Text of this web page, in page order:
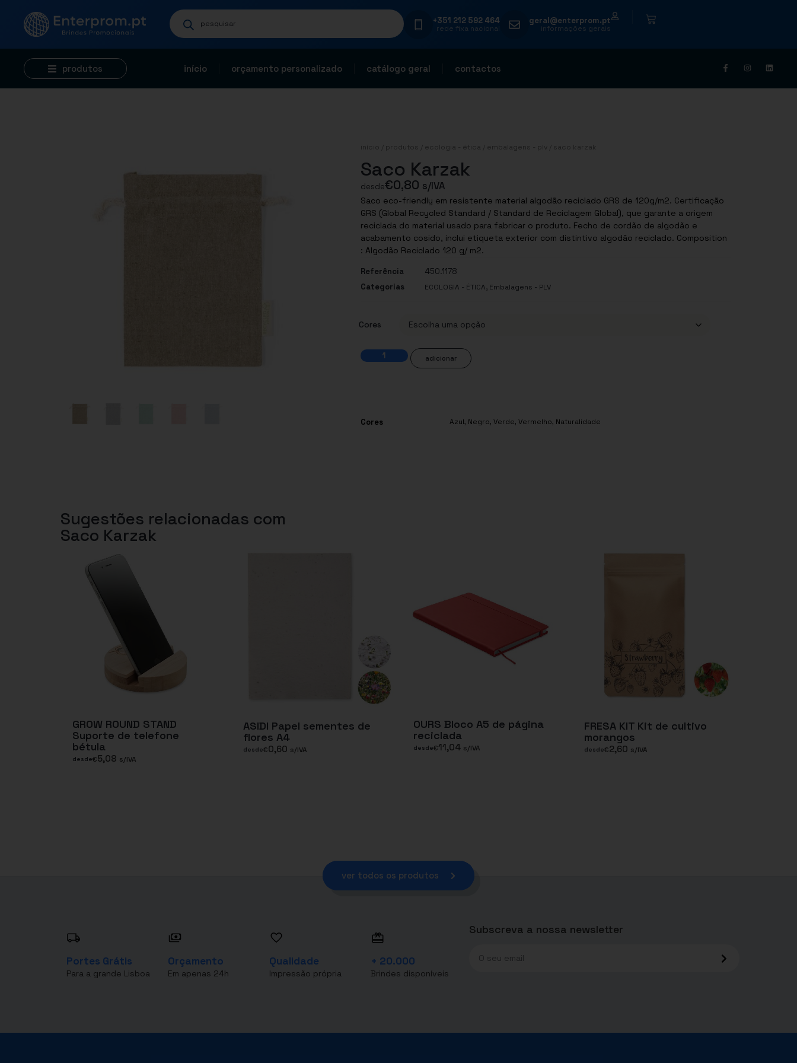
+351 212 592 464
rede fixa nacional
geral@enterprom.pt
informações gerais
produtos início orçamento personalizado catálogo geral contactos
início produtos ecologia - ética embalagens - plv / saco karzak
Saco Karzak
desde€0,80 s/IVA
Saco eco-friendly em resistente material algodão reciclado GRS de 120g/m2. Certificação
GRS (Global Recycled Standard / Standard de Reciclagem Global), que garante a origem
reciclada do material usado para fabricar o produto. Fecho de cordão de algodão e
acabamento cosido, inclui etiqueta exterior com distintivo algodão reciclado. Composition
: Algodão Reciclado 120 g/ m2.
Referência
450.1178
Categorias
ECOLOGIA - ÉTICA, Embalagens - PLV
Cores
adicionar
Cores Azul, Negro, Verde, Vermelho, Naturalidade
Sugestões relacionadas com
Saco Karzak
GROW ROUND STAND
Suporte de telefone
bétula
desde€5,08 s/IVA
ASIDI Papel sementes de
flores A4
desde€0,60 s/IVA
OURS Bloco A5 de página
reciclada
desde€11,04 s/IVA
FRESA KIT Kit de cultivo
morangos
desde€2,60 s/IVA
ver todos os produtos
Portes Grátis
Para a grande Lisboa
Orçamento
Em apenas 24h
Qualidade
Impressão própria
+ 20.000
Brindes disponíveis
Subscreva a nossa newsletter